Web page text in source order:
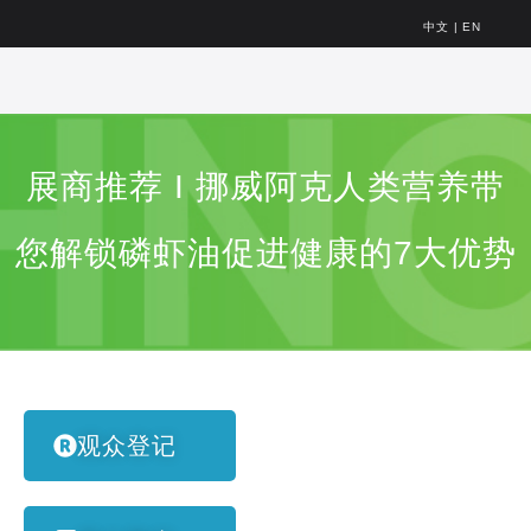
中文 | EN
展商推荐 I 挪威阿克人类营养带
您解锁磷虾油促进健康的7大优势
观众登记